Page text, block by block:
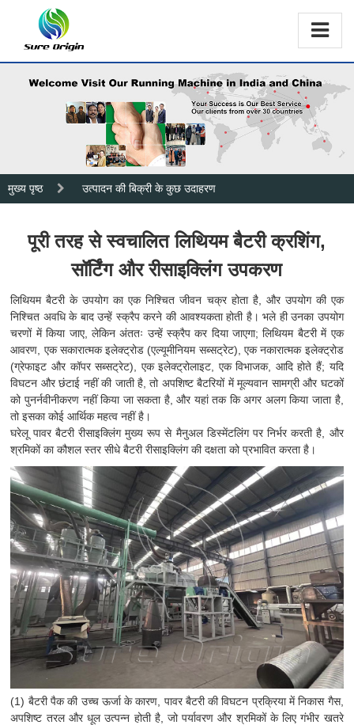
मुख्य पृष्ठ उत्पादन की बिक्री के कुछ उदाहरण
पूरी तरह से स्वचालित लिथियम बैटरी क्रशिंग,
सॉर्टिंग और रीसाइक्लिंग उपकरण
लिथियम बैटरी के उपयोग का एक निश्चित जीवन चक्र होता है, और उपयोग की एक
निश्चित अवधि के बाद उन्हें स्क्रैप करने की आवश्यकता होती है। भले ही उनका उपयोग
चरणों में किया जाए, लेकिन अंततः उन्हें स्क्रैप कर दिया जाएगा; लिथियम बैटरी में एक
आवरण, एक सकारात्मक इलेक्ट्रोड (एल्यूमीनियम सब्सट्रेट), एक नकारात्मक इलेक्ट्रोड
(ग्रेफाइट और कॉपर सब्सट्रेट), एक इलेक्ट्रोलाइट, एक विभाजक, आदि होते हैं; यदि
विघटन और छंटाई नहीं की जाती है, तो अपशिष्ट बैटरियों में मूल्यवान सामग्री और घटकों
को पुनर्नवीनीकरण नहीं किया जा सकता है, और यहां तक ​​​​कि अगर अलग किया जाता है,
तो इसका कोई आर्थिक महत्व नहीं है।
घरेलू पावर बैटरी रीसाइक्लिंग मुख्य रूप से मैनुअल डिस्मेंटलिंग पर निर्भर करती है, और
श्रमिकों का कौशल स्तर सीधे बैटरी रीसाइक्लिंग की दक्षता को प्रभावित करता है।
(1) बैटरी पैक की उच्च ऊर्जा के कारण, पावर बैटरी की विघटन प्रक्रिया में निकास गैस,
अपशिष्ट तरल और धूल उत्पन्न होती है, जो पर्यावरण और श्रमिकों के लिए गंभीर खतरे